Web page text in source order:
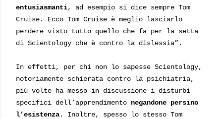
entusiasmanti, ad esempio si dice sempre Tom
Cruise. Ecco Tom Cruise è meglio lasciarlo
perdere visto tutto quello che fa per la setta
di Scientology che è contro la dislessia”.
In effetti, per chi non lo sapesse Scientology,
notoriamente schierata contro la psichiatria,
più volte ha messo in discussione i disturbi
specifici dell’apprendimento negandone persino
l’esistenza. Inoltre, spesso lo stesso Tom